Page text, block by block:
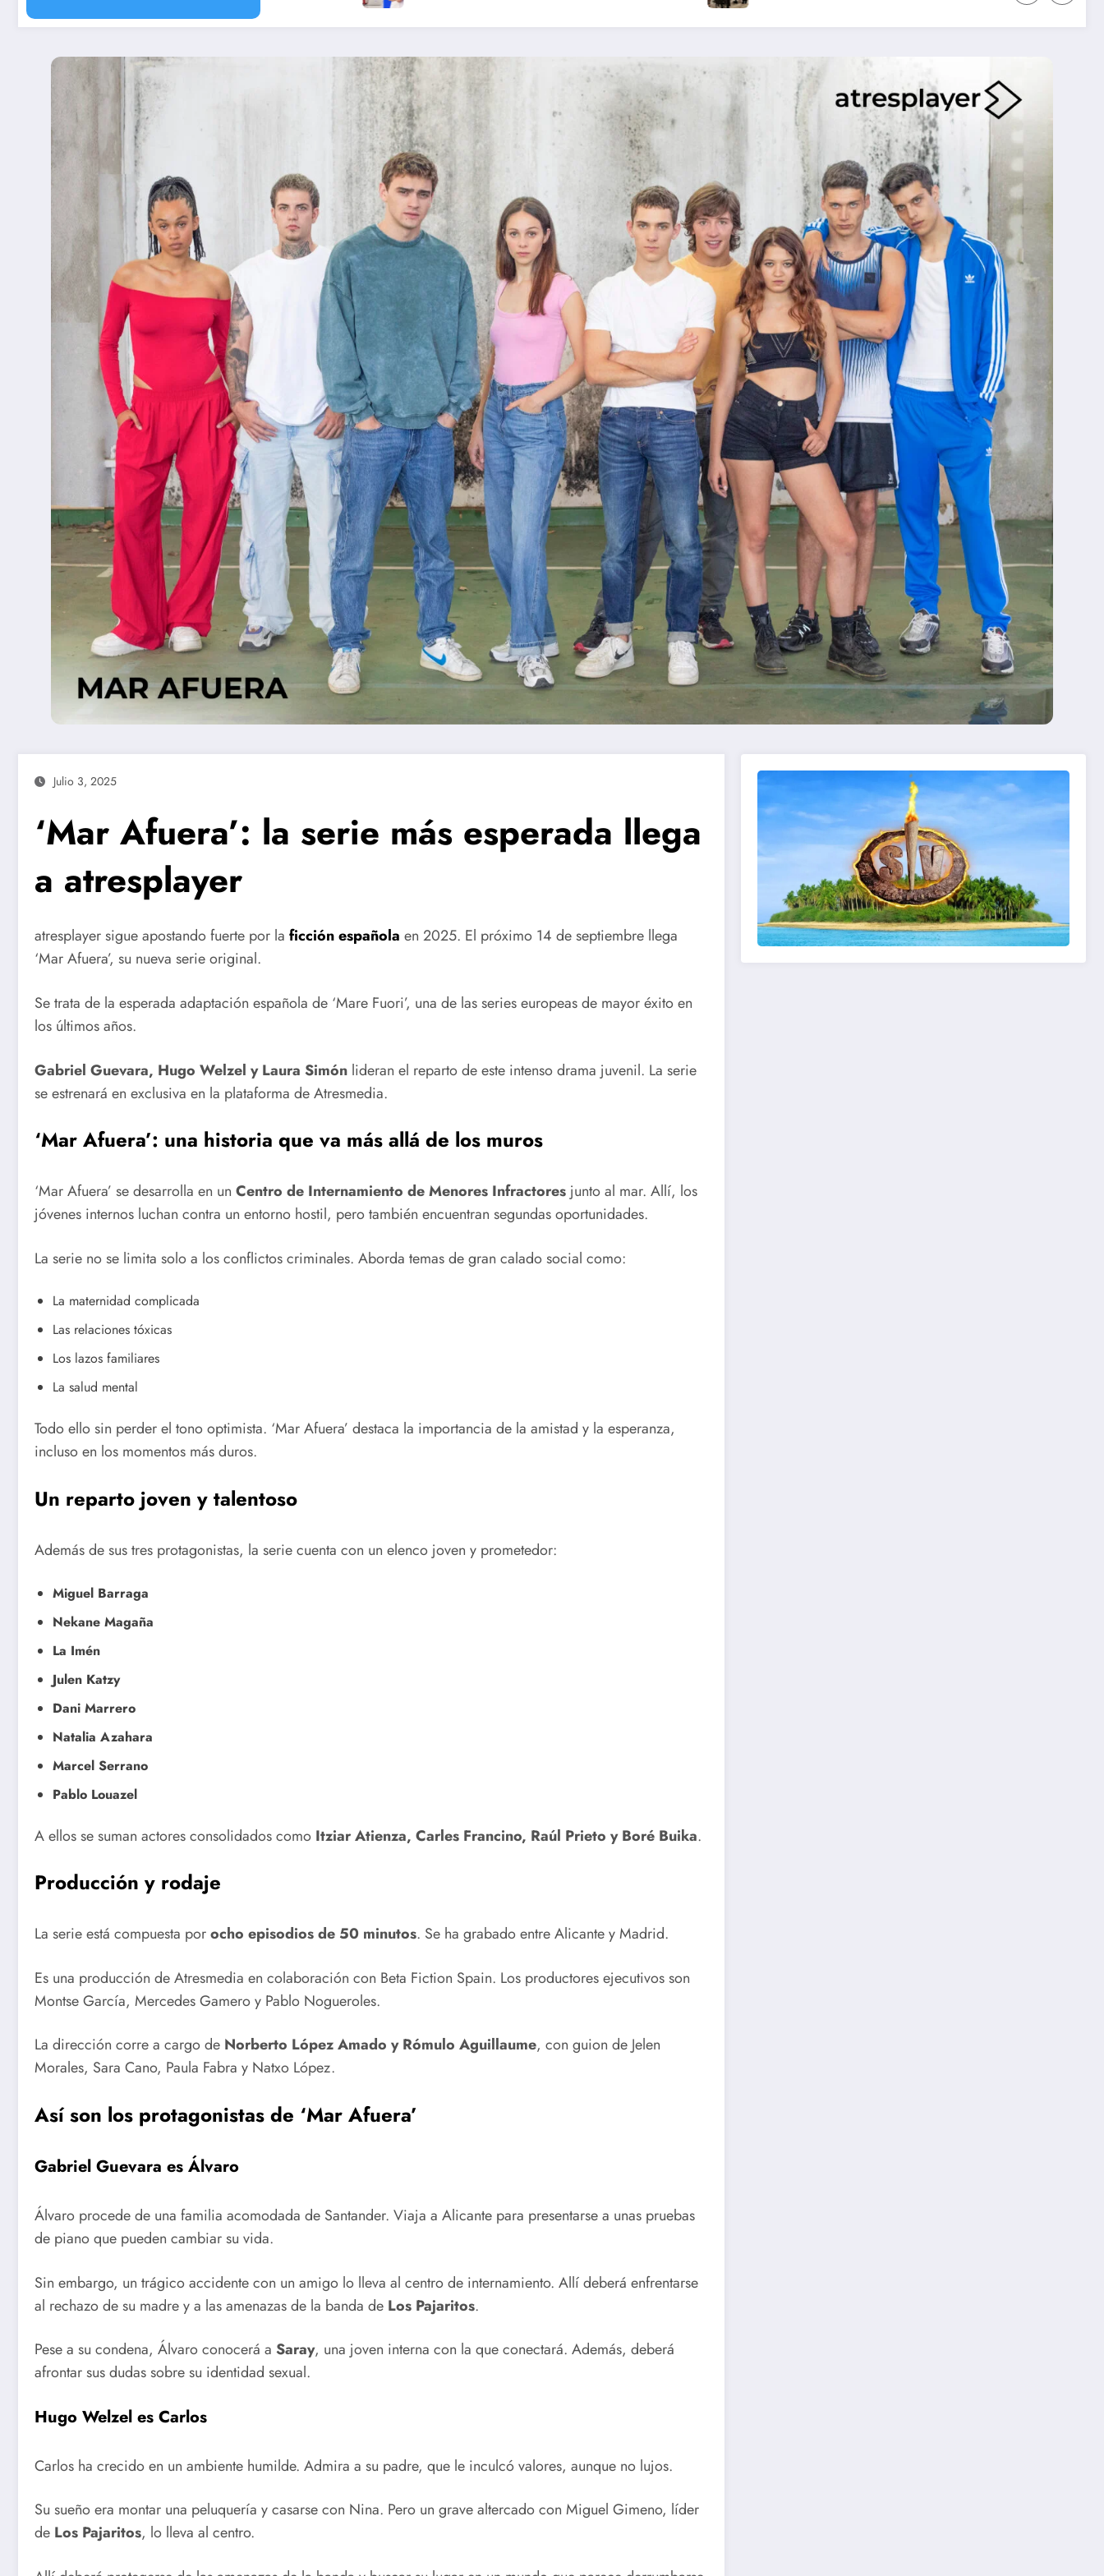
Julio 3, 2025
‘Mar Afuera’: la serie más esperada llega
a atresplayer
atresplayer sigue apostando fuerte por la ficción española en 2025. El próximo 14 de septiembre llega
‘Mar Afuera’, su nueva serie original.
Se trata de la esperada adaptación española de ‘Mare Fuori’, una de las series europeas de mayor éxito en
los últimos años.
Gabriel Guevara, Hugo Welzel y Laura Simón lideran el reparto de este intenso drama juvenil. La serie
se estrenará en exclusiva en la plataforma de Atresmedia.
‘Mar Afuera’: una historia que va más allá de los muros
‘Mar Afuera’ se desarrolla en un Centro de Internamiento de Menores Infractores junto al mar. Allí, los
jóvenes internos luchan contra un entorno hostil, pero también encuentran segundas oportunidades.
La serie no se limita solo a los conflictos criminales. Aborda temas de gran calado social como:
La maternidad complicada
Las relaciones tóxicas
Los lazos familiares
La salud mental
Todo ello sin perder el tono optimista. ‘Mar Afuera’ destaca la importancia de la amistad y la esperanza,
incluso en los momentos más duros.
Un reparto joven y talentoso
Además de sus tres protagonistas, la serie cuenta con un elenco joven y prometedor:
Miguel Barraga
Nekane Magaña
La Imén
Julen Katzy
Dani Marrero
Natalia Azahara
Marcel Serrano
Pablo Louazel
A ellos se suman actores consolidados como Itziar Atienza, Carles Francino, Raúl Prieto y Boré Buika.
Producción y rodaje
La serie está compuesta porocho episodios de 50 minutos. Se ha grabado entre Alicante y Madrid.
Es una producción de Atresmedia en colaboración con Beta Fiction Spain. Los productores ejecutivos son
Montse García, Mercedes Gamero y Pablo Nogueroles.
La dirección corre a cargo de Norberto López Amado y Rómulo Aguillaume, con guion de Jelen
Morales, Sara Cano, Paula Fabra y Natxo López.
Así son los protagonistas de ‘Mar Afuera’
Gabriel Guevara es Álvaro
Álvaro procede de una familia acomodada de Santander. Viaja a Alicante para presentarse a unas pruebas
de piano que pueden cambiar su vida.
Sin embargo, un trágico accidente con un amigo lo lleva al centro de internamiento. Allí deberá enfrentarse
al rechazo de su madre y a las amenazas de la banda de Los Pajaritos.
Pese a su condena, Álvaro conocerá a Saray, una joven interna con la que conectará. Además, deberá
afrontar sus dudas sobre su identidad sexual.
Hugo Welzel es Carlos
Carlos ha crecido en un ambiente humilde. Admira a su padre, que le inculcó valores, aunque no lujos.
Su sueño era montar una peluquería y casarse con Nina. Pero un grave altercado con Miguel Gimeno, líder
de Los Pajaritos, lo lleva al centro.